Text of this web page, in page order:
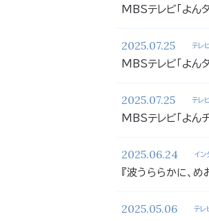
MBSテレビ「よん
2025.07.25 テレ
MBSテレビ「よん
2025.07.25 テレ
MBSテレビ「よん
2025.06.24 イン
『波うららかに、
2025.05.06 テレ